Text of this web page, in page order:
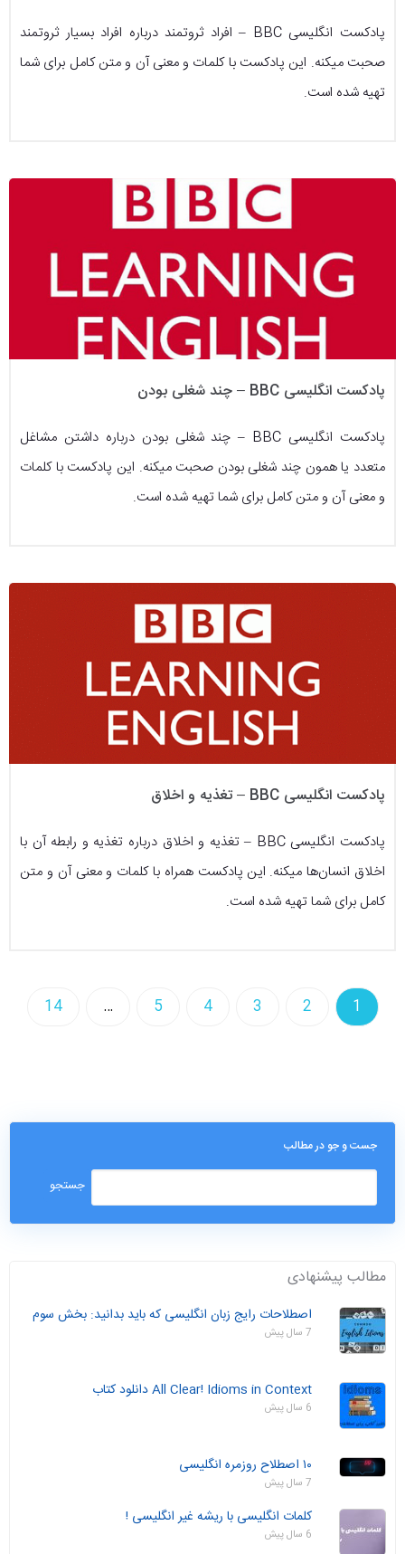
پادکست انگلیسی BBC – افراد ثروتمند درباره افراد بسیار ثروتمند
صحبت میکنه. این پادکست با کلمات و معنی آن و متن کامل برای شما
تهیه شده است.
پادکست انگلیسی BBC – چند شغلی بودن
پادکست انگلیسی BBC – چند شغلی بودن درباره داشتن مشاغل
متعدد یا همون چند شغلی بودن صحبت میکنه. این پادکست با کلمات
و معنی آن و متن کامل برای شما تهیه شده است.
پادکست انگلیسی BBC – تغذیه و اخلاق
پادکست انگلیسی BBC – تغذیه و اخلاق درباره تغذیه و رابطه آن با
اخلاق انسان‌ها میکنه. این پادکست همراه با کلمات و معنی آن و متن
کامل برای شما تهیه شده است.
1
2
3
4
5
…
14
جست و جو در مطالب
مطالب پیشنهادی
اصطلاحات رایج زبان انگلیسی که باید بدانید: بخش سوم
7 سال پیش
All Clear! Idioms in Context دانلود کتاب
6 سال پیش
۱۰ اصطلاح روزمره انگلیسی
7 سال پیش
کلمات انگلیسی با ریشه غیر انگلیسی !
6 سال پیش